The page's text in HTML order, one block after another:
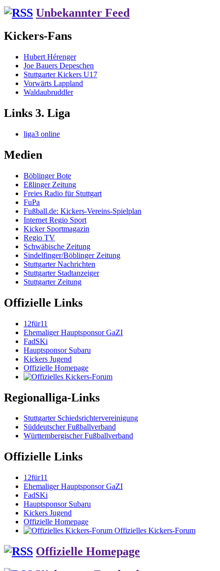
3:3
Unbekannter Feed
Kickers-Fans
Hubert Hérenger
Joe Bauers Depeschen
Stuttgarter Kickers U17
Vorwärts Lappland
Waldaubruddler
Links 3. Liga
liga3 online
Medien
Böblinger Bote
Eßlinger Zeitung
Freies Radio für Stuttgart
FuPa
Fußball.de: Kickers-Vereins-Spielplan
Internet Regio Sport
Kicker Sportmagazin
Regio TV
Schwäbische Zeitung
Sindelfinger/Böblinger Zeitung
Stuttgarter Nachrichten
Stuttgarter Stadtanzeiger
Stuttgarter Zeitung
Offizielle Links
12für11
Ehemaliger Hauptsponsor GaZI
FadSKi
Hauptsponsor Subaru
Kickers Jugend
Offizielle Homepage
Regionalliga-Links
Stuttgarter Schiedsrichtervereinigung
Süddeutscher Fußballverband
Württembergischer Fußballverband
Offizielle Links
12für11
Ehemaliger Hauptsponsor GaZI
FadSKi
Hauptsponsor Subaru
Kickers Jugend
Offizielle Homepage
Offizielles Kickers-Forum
Offizielle Homepage